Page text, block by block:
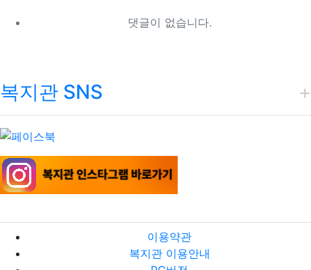
댓글이 없습니다.
복지관 SNS
이용약관
복지관 이용안내